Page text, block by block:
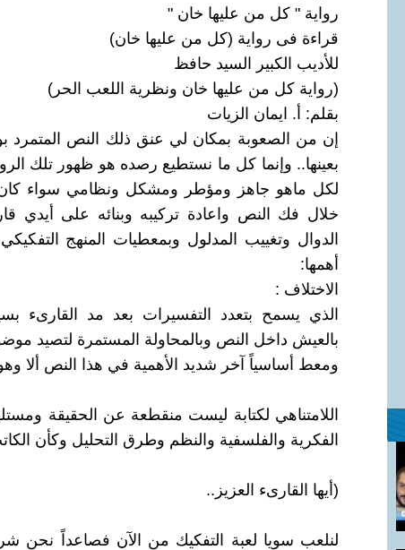
رواية " كل من عليها خان "
قراءة فى رواية (كل من عليها خان)
للأديب الكبير السيد حافظ
(رواية كل من عليها خان ونظرية اللعب الحر)
بقلم: أ. ايمان الزيات
إن من الصعوبة بمكان لي عنق ذلك النص
بعينها.. وإنما كل ما نستطيع رصده هو ظهور تلك
لكل ماهو جاهز ومؤطر ومشكل ونظامي سواء كان
خلال فك النص واعادة تركيبه وبنائه على أيدي
الدوال وتغييب المدلول وبمعطيات المنهج
أهمها:
الاختلاف :
الذي يسمح بتعدد التفسيرات بعد مد القارىء
بالعيش داخل النص وبالمحاولة المستمرة لتصيد
ومعط أساسياً آخر شديد الأهمية في هذا النص ألا
اللامتناهي لكتابة ليست منقطعة عن الحقيقة
الفكرية والفلسفية والنظم وطرق التحليل وكأن
(أيها القارىء العزيز..
لنلعب سويا لعبة التفكيك من الآن فصاعداً